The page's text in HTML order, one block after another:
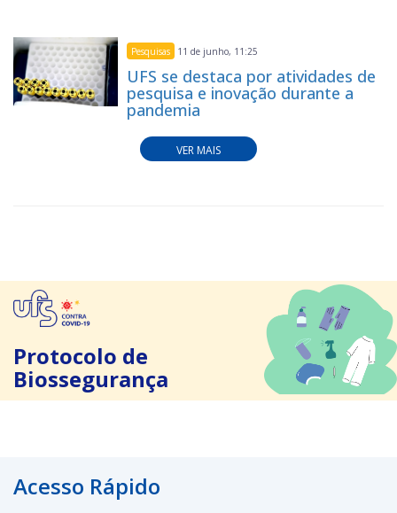
Pesquisas 11 de junho, 11:25
UFS se destaca por atividades de
pesquisa e inovação durante a
pandemia
VER MAIS
Protocolo de
Biossegurança
Acesso Rápido